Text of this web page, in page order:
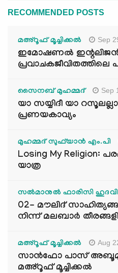
RECOMMENDED POSTS
മഅ്റൂഫ് മൂച്ചിക്കല്‍ Sep
ഇമോഷണൽ
പ്രവാചകജീവിതത്തിലെ
സൈനബ് മുഹമ്മദ് Sep
യാ സയ്യിദീ യാ
പ്രണയകാവ്യം
മുഹമ്മദ് സുഫ്‌യാൻ എം.പി
Losing My Religion:
യാത്ര
സൽമാനുൽ ഫാരിസി ഹുദവി
02- മൗലിദ്
നിന്ന് മലബാർ
മഅ്റൂഫ് മൂച്ചിക്കല്‍ Aug
സാൻഫോ പാസ്
മഅ്റൂഫ് മൂച്ചിക്കല്‍